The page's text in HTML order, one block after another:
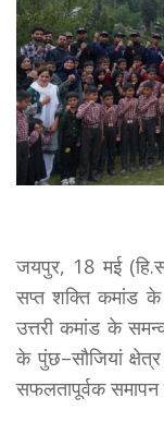
जयपुर, 18 मई
सप्त शक्ति कमांड
उत्तरी कमांड के
के पुंछ–सौजियां
सफलतापूर्वक समापन